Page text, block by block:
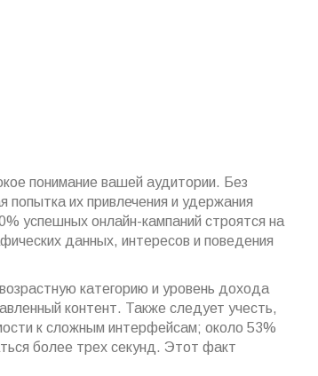
понимание вашей аудитории. Без
их привлечения и удержания
успешных онлайн-кампаний строятся на
данных, интересов и поведения
категорию и уровень дохода
контент. Также следует учесть,
к сложным интерфейсам; около 53%
более трех секунд. Этот факт